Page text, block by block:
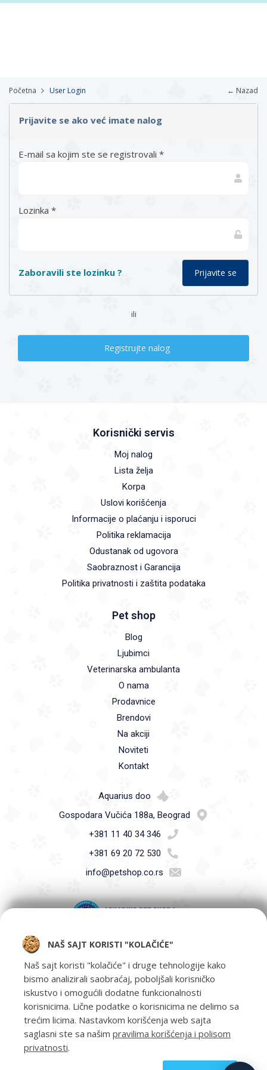
Početna User Login ← Nazad
Prijavite se ako već imate nalog
E-mail sa kojim ste se registrovali *
Lozinka *
Zaboravili ste lozinku ?
ili
Registrujte nalog
Korisnički servis
Moj nalog
Lista želja
Korpa
Uslovi korišćenja
Informacije o plaćanju i isporuci
Politika reklamacija
Odustanak od ugovora
Saobraznost i Garancija
Politika privatnosti i zaštita podataka
Pet shop
Blog
Ljubimci
Veterinarska ambulanta
O nama
Prodavnice
Brendovi
Na akciji
Noviteti
Kontakt
Aquarius doo
Gospodara Vučića 188a, Beograd
+381 11 40 34 346
+381 69 20 72 530
info@petshop.co.rs
Pet Shop Aquarius - Vaši ljubimci zaslužuju samo najbolje -
oprema za kućne ljubimce i hrana za kućne ljubimce Beograd.
NAŠ SAJT KORISTI "KOLAČIĆE"
Naš sajt koristi "kolačiće" i druge tehnologije kako
bismo analizirali saobraćaj, poboljšali korisničko
iskustvo i omogućili dodatne funkcionalnosti
korisnicima. Lične podatke o korisnicima ne delimo sa
trećim licima. Nastavkom korišćenja web sajta
saglasni ste sa našim pravilima korišćenja i polisom
privatnosti.